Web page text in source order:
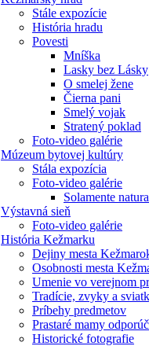
Stále expozície
História hradu
Povesti
Mníška
Lasky bez Lásky
O smelej žene
Čierna pani
Smelý vojak
Stratený poklad
Foto-video galérie
Múzeum bytovej kultúry
Stála expozícia
Foto-video galérie
Solamente
Výstavná sieň
Foto-video galérie
História Kežmarku
Dejiny mesta
Osobnosti mesta
Umenie vo verejnom
Tradície, zvyky a
Príbehy predmetov
Prastaré mamy
Historické fotografie